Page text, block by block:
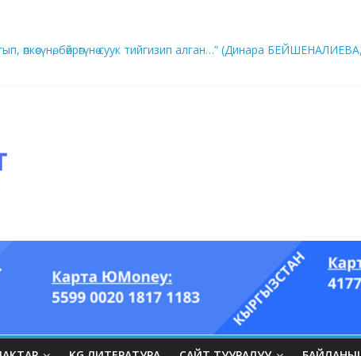
өпкөсүнө, бөйрөгүнө суук тийгизип алган…” (Динара
он үч акындын котормосунда